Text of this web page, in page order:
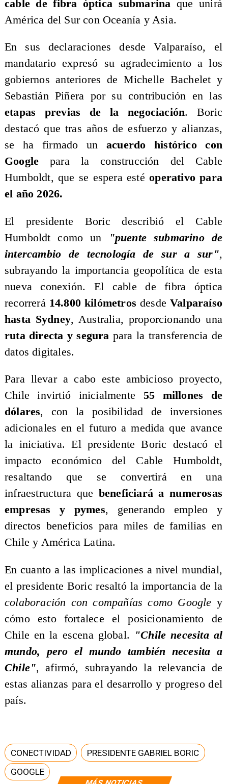
cable de fibra óptica submarina que unirá
América del Sur con Oceanía y Asia.
​En sus declaraciones desde Valparaíso, el
mandatario expresó su agradecimiento a los
gobiernos anteriores de Michelle Bachelet y
Sebastián Piñera por su contribución en las
etapas previas de la negociación. Boric
destacó que tras años de esfuerzo y alianzas,
se ha firmado un acuerdo histórico con
Google para la construcción del Cable
Humboldt, que se espera estéoperativo para
el año 2026.
​El presidente Boric describió el Cable
Humboldt como un
"puente submarino de
intercambio de tecnología de sur a sur",
subrayando la importancia geopolítica de esta
nueva conexión. El cable de fibra óptica
recorrerá 14.800 kilómetros desdeValparaíso
hasta Sydney, Australia, proporcionando una
ruta directa y segura para la transferencia de
datos digitales.
​Para llevar a cabo este ambicioso proyecto,
Chile invirtió inicialmente 55 millones de
dólares, con la posibilidad de inversiones
adicionales en el futuro a medida que avance
la iniciativa. El presidente Boric destacó el
impacto económico del Cable Humboldt,
resaltando que se convertirá en una
infraestructura que beneficiará a numerosas
empresas y pymes, generando empleo y
directos beneficios para miles de familias en
Chile y América Latina.
​En cuanto a las implicaciones a nivel mundial,
el presidente Boric resaltó la importancia de la
colaboración con compañías como Google y
cómo esto fortalece el posicionamiento de
Chile en la escena global.
"Chile necesita al
mundo, pero el mundo también necesita a
Chile", afirmó, subrayando la relevancia de
estas alianzas para el desarrollo y progreso del
país.
CONECTIVIDAD
PRESIDENTE GABRIEL BORIC
GOOGLE